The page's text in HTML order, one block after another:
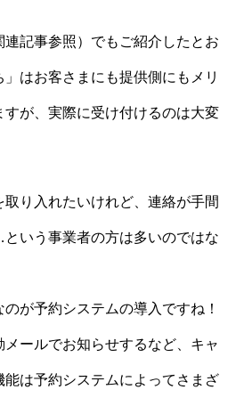
記事参照）でもご紹介したとお
はお客さまにも提供側にもメリ
すが、実際に受け付けるのは大変
り入れたいけれど、連絡が手間
いう事業者の方は多いのではな
が予約システムの導入ですね！
ールでお知らせするなど、キャ
能は予約システムによってさまざ